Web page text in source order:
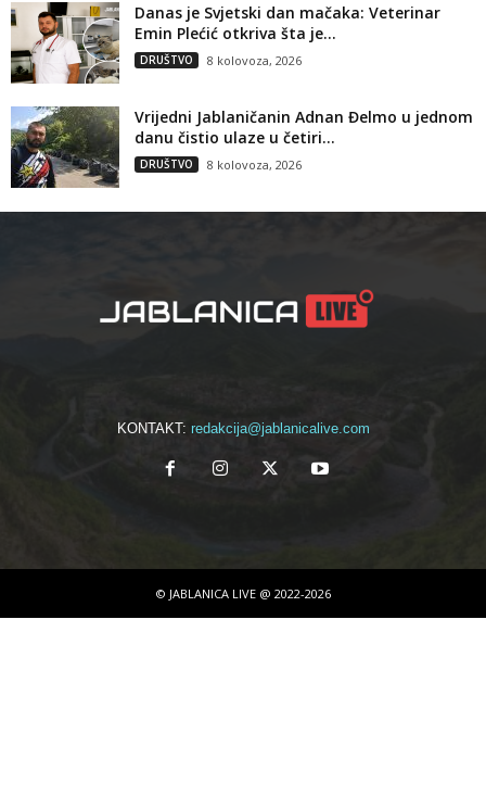
Danas je Svjetski dan mačaka: Veterinar
Emin Plećić otkriva šta je...
DRUŠTVO 8 kolovoza, 2026
Vrijedni Jablaničanin Adnan Đelmo u jednom
danu čistio ulaze u četiri...
DRUŠTVO 8 kolovoza, 2026
KONTAKT: redakcija@jablanicalive.com
© JABLANICA LIVE @ 2022-2026